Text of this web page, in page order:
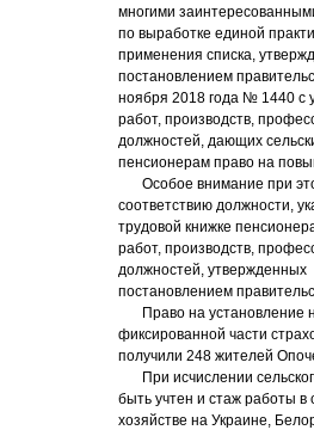
многими
по выработке единой
применения списка,
постановлением
ноября 2018 года № 1440 с
работ, производств,
должностей, дающих
пенсионерам право на
Особое внимание при
соответствию должности,
трудовой книжке
работ, производств,
должностей, утвержденных
постановлением
Право на установление
фиксированной части
получили 248 жителей
При исчислении
быть учтен и стаж работы в
хозяйстве на Украине,